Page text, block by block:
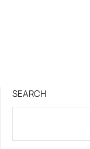
SEARCH